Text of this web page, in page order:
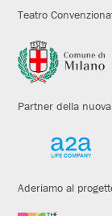
Teatro
Partner della
Aderiamo al